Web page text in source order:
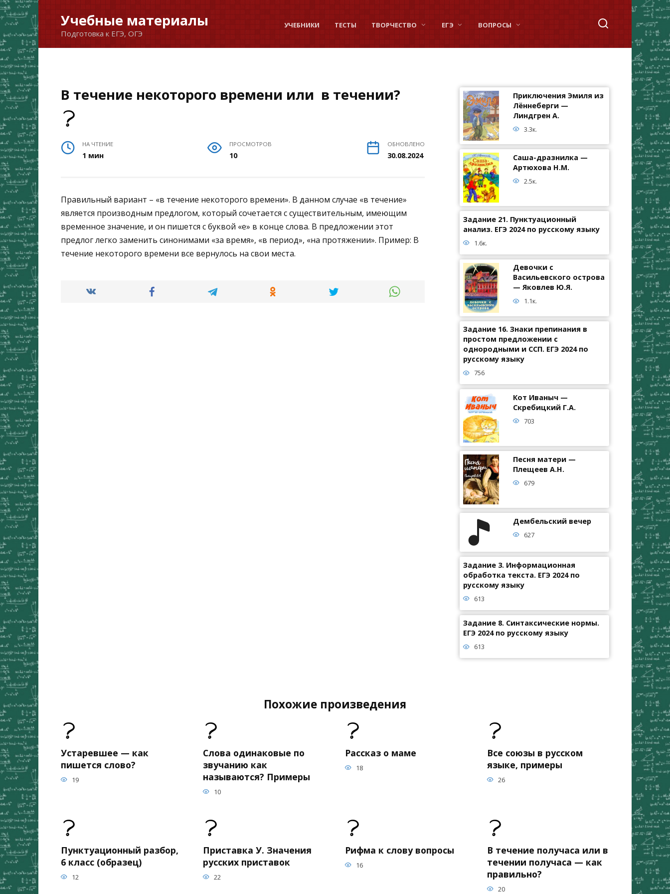
Перейти
к
содержанию
Учебные материалы
Подготовка к ЕГЭ, ОГЭ
УЧЕБНИКИ ТЕСТЫ ТВОРЧЕСТВО ЕГЭ ВОПРОСЫ
В течение некоторого времени или в течении?
НА ЧТЕНИЕ
1 мин
ПРОСМОТРОВ
10
ОБНОВЛЕНО
30.08.2024
Правильный вариант – «в течение некоторого времени». В данном случае «в течение»
является производным предлогом, который сочетается с существительным, имеющим
временное значение, и он пишется с буквой «е» в конце слова. В предложении этот
предлог легко заменить синонимами «за время», «в период», «на протяжении». Пример: В
течение некоторого времени все вернулось на свои места.
Приключения Эмиля из
Лённеберги —
Линдгрен А.
3.3к.
Саша-дразнилка —
Артюхова Н.М.
2.5к.
Задание 21. Пунктуационный
анализ. ЕГЭ 2024 по русскому языку
1.6к.
Девочки с
Васильевского острова
— Яковлев Ю.Я.
1.1к.
Задание 16. Знаки препинания в
простом предложении с
однородными и ССП. ЕГЭ 2024 по
русскому языку
756
Кот Иваныч —
Скребицкий Г.А.
703
Песня матери —
Плещеев А.Н.
679
Дембельский вечер
627
Задание 3. Информационная
обработка текста. ЕГЭ 2024 по
русскому языку
613
Задание 8. Синтаксические нормы.
ЕГЭ 2024 по русскому языку
613
Похожие произведения
Устаревшее — как
пишется слово?
19
Слова одинаковые по
звучанию как
называются? Примеры
10
Рассказ о маме
18
Все союзы в русском
языке, примеры
26
Пунктуационный разбор,
6 класс (образец)
12
Приставка У. Значения
русских приставок
22
Рифма к слову вопросы
16
В течение получаса или в
течении получаса — как
правильно?
20